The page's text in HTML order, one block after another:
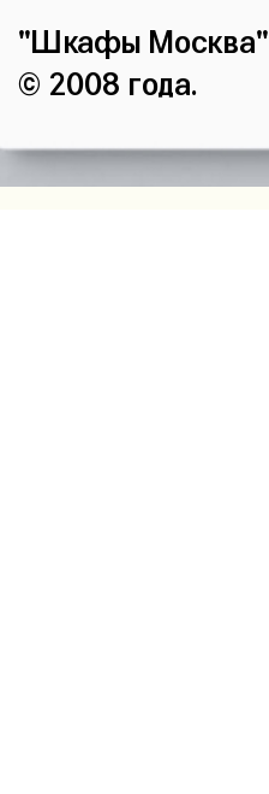
"Шкафы Москва"
© 2008 года.